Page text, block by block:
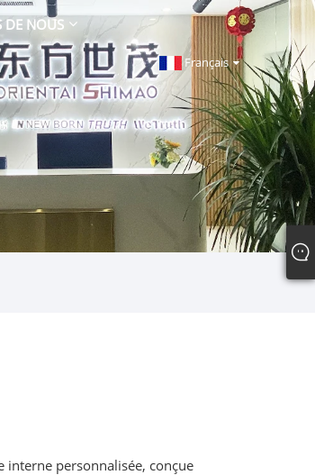
DE NOUS
Français
personnalisée, conçue